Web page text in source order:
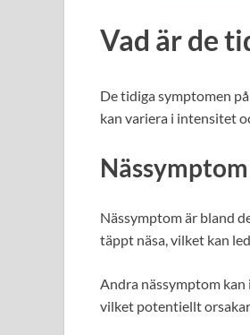
Vad är de
De tidiga symptomen
kan variera i intensitet
Nässymptom är bland
täppt näsa, vilket kan
Andra nässymptom kan
vilket potentiellt